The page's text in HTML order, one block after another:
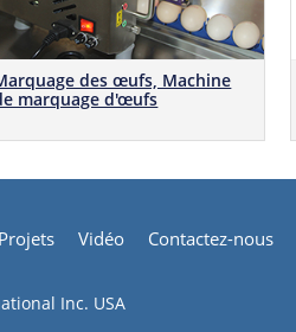
des œufs, Machine
marquage d'œufs
Vidéo Contactez-nous
Inc. USA